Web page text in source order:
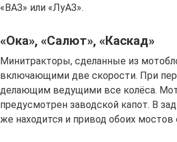
«ВАЗ» или «ЛуАЗ».
«Ока», «Салют», «Каскад»
Минитракторы, сделанные из
включающими две скорости. При
делающим ведущими все колёса.
предусмотрен заводской капот. В
же находится и привод обоих